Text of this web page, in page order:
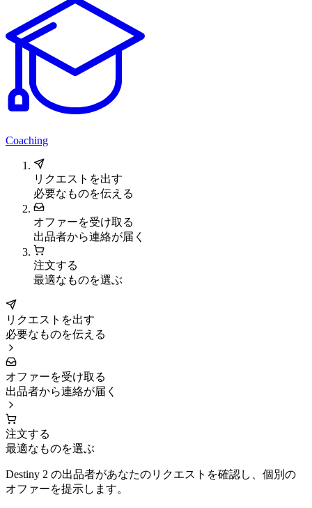
Coaching
リクエストを出す
必要なものを伝える
オファーを受け取る
出品者から連絡が届く
注文する
最適なものを選ぶ
リクエストを出す
必要なものを伝える
オファーを受け取る
出品者から連絡が届く
注文する
最適なものを選ぶ
Destiny 2 の出品者があなたのリクエストを確認し、個別の
オファーを提示します。